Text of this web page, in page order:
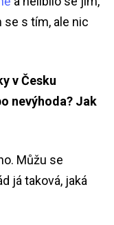
se s tím, ale nic
v Česku
nevýhoda? Jak
Můžu se
já taková, jaká